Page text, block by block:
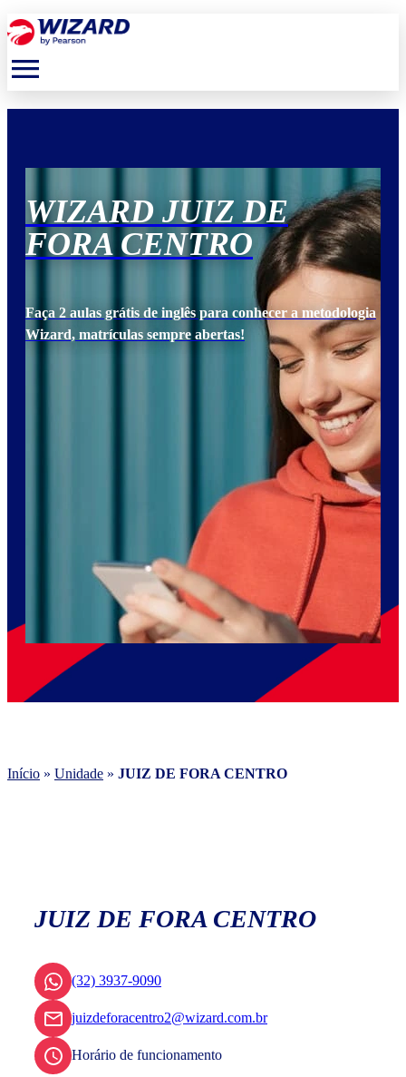
menu
WIZARD JUIZ DE
FORA CENTRO
Faça 2 aulas grátis de inglês para conhecer a metodologia
Wizard, matrículas sempre abertas!
Início » Unidade » JUIZ DE FORA CENTRO
JUIZ DE FORA CENTRO
(32) 3937-9090
juizdeforacentro2@wizard.com.br
Horário de funcionamento